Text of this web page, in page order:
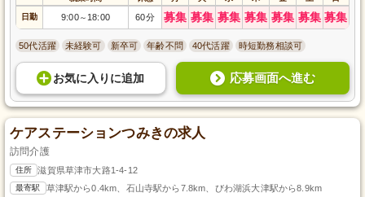
日勤 9:00～ 18:00 60分 募集 募集 募集 募集 募集 募集 募集
50代活躍 未経験可 新卒可 年齢不問 40代活躍 時短勤務相談可
お気に入り に追加 応募画面へ進む
ケアステーションつみきの求人
訪問介護
住所 滋賀県草津市大路1-4-12
最寄駅 草津駅から0.4km、石山寺駅から7.8km、びわ湖浜大津駅から8.9km